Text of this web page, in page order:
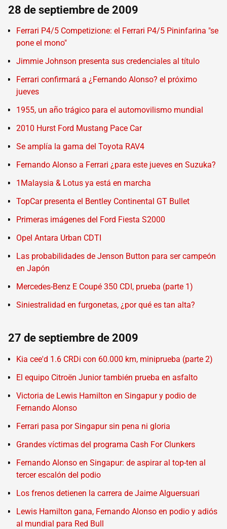
28 de septiembre de 2009
Ferrari P4/5 Competizione: el Ferrari P4/5 Pininfarina "se
pone el mono"
Jimmie Johnson presenta sus credenciales al título
Ferrari confirmará a ¿Fernando Alonso? el próximo
jueves
1955, un año trágico para el automovilismo mundial
2010 Hurst Ford Mustang Pace Car
Se amplía la gama del Toyota RAV4
Fernando Alonso a Ferrari ¿para este jueves en Suzuka?
1Malaysia & Lotus ya está en marcha
TopCar presenta el Bentley Continental GT Bullet
Primeras imágenes del Ford Fiesta S2000
Opel Antara Urban CDTI
Las probabilidades de Jenson Button para ser campeón
en Japón
Mercedes-Benz E Coupé 350 CDI, prueba (parte 1)
Siniestralidad en furgonetas, ¿por qué es tan alta?
27 de septiembre de 2009
Kia cee'd 1.6 CRDi con 60.000 km, miniprueba (parte 2)
El equipo Citroën Junior también prueba en asfalto
Victoria de Lewis Hamilton en Singapur y podio de
Fernando Alonso
Ferrari pasa por Singapur sin pena ni gloria
Grandes víctimas del programa Cash For Clunkers
Fernando Alonso en Singapur: de aspirar al top-ten al
tercer escalón del podio
Los frenos detienen la carrera de Jaime Alguersuari
Lewis Hamilton gana, Fernando Alonso en podio y adiós
al mundial para Red Bull